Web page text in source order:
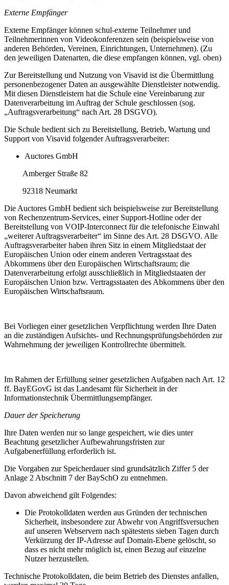
Externe Empfänger
Externe Empfänger können schul-externe Teilnehmer und
Teilnehmerinnen von Videokonferenzen sein (beispielsweise von
anderen Behörden, Vereinen, Einrichtungen, Unternehmen). (Zu
den jeweiligen Datenarten, die diese empfangen können, vgl. oben)
Zur Bereitstellung und Nutzung von Visavid ist die Übermittlung
personenbezogener Daten an ausgewählte Dienstleister notwendig.
Mit diesen Dienstleistern hat die Schule eine Vereinbarung zur
Datenverarbeitung im Auftrag der Schule geschlossen (sog.
„Auftragsverarbeitung“ nach Art. 28 DSGVO).
Die Schule bedient sich zu Bereitstellung, Betrieb, Wartung und
Support von Visavid folgender Auftragsverarbeiter:
Auctores GmbH
Amberger Straße 82
92318 Neumarkt
Die Auctores GmbH bedient sich beispielsweise zur Bereitstellung
von Rechenzentrum-Services, einer Support-Hotline oder der
Bereitstellung von VOIP-Interconnect für die telefonische Einwahl
„weiterer Auftragsverarbeiter“ im Sinne des Art. 28 DSGVO. Alle
Auftragsverarbeiter haben ihren Sitz in einem Mitgliedstaat der
Europäischen Union oder einem anderen Vertragsstaat des
Abkommens über den Europäischen Wirtschaftsraum; die
Datenverarbeitung erfolgt ausschließlich in Mitgliedstaaten der
Europäischen Union bzw. Vertragsstaaten des Abkommens über den
Europäischen Wirtschaftsraum.
Bei Vorliegen einer gesetzlichen Verpflichtung werden Ihre Daten
an die zuständigen Aufsichts- und Rechnungsprüfungsbehörden zur
Wahrnehmung der jeweiligen Kontrollrechte übermittelt.
Im Rahmen der Erfüllung seiner gesetzlichen Aufgaben nach Art. 12
ff. BayEGovG ist das Landesamt für Sicherheit in der
Informationstechnik Übermittlungsempfänger.
Dauer der Speicherung
Ihre Daten werden nur so lange gespeichert, wie dies unter
Beachtung gesetzlicher Aufbewahrungsfristen zur
Aufgabenerfüllung erforderlich ist.
Die Vorgaben zur Speicherdauer sind grundsätzlich Ziffer 5 der
Anlage 2 Abschnitt 7 der BaySchO zu entnehmen.
Davon abweichend gilt Folgendes:
Die Protokolldaten werden aus Gründen der technischen
Sicherheit, insbesondere zur Abwehr von Angriffsversuchen
auf unseren Webservern nach spätestens sieben Tagen durch
Verkürzung der IP-Adresse auf Domain-Ebene gelöscht, so
dass es nicht mehr möglich ist, einen Bezug auf einzelne
Nutzer herzustellen.
Technische Protokolldaten, die beim Betrieb des Dienstes anfallen,